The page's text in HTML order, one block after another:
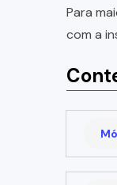
Para
com a